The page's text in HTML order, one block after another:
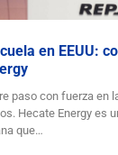
en EEUU:
paso con fuerza en
Hecate Energy es
que…